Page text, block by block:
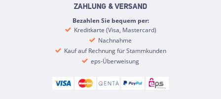
ZAHLUNG & VERSAND
Bezahlen Sie bequem per:
Kreditkarte (Visa, Mastercard)
Nachnahme
Kauf auf Rechnung für Stammkunden
eps-Überweisung